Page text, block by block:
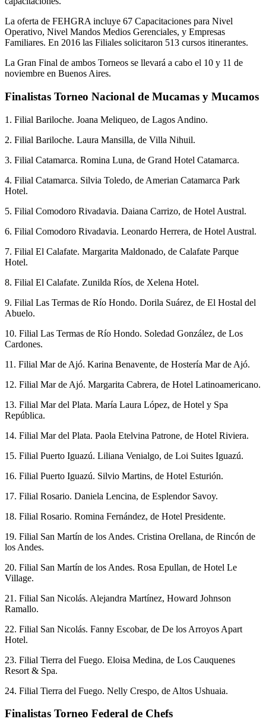
La oferta de FEHGRA incluye 67 Capacitaciones para Nivel
Operativo, Nivel Mandos Medios Gerenciales, y Empresas
Familiares. En 2016 las Filiales solicitaron 513 cursos itinerantes.
La Gran Final de ambos Torneos se llevará a cabo el 10 y 11 de
noviembre en Buenos Aires.
Finalistas Torneo Nacional de Mucamas y Mucamos
1. Filial Bariloche. Joana Meliqueo, de Lagos Andino.
2. Filial Bariloche. Laura Mansilla, de Villa Nihuil.
3. Filial Catamarca. Romina Luna, de Grand Hotel Catamarca.
4. Filial Catamarca. Silvia Toledo, de Amerian Catamarca Park
Hotel.
5. Filial Comodoro Rivadavia. Daiana Carrizo, de Hotel Austral.
6. Filial Comodoro Rivadavia. Leonardo Herrera, de Hotel Austral.
7. Filial El Calafate. Margarita Maldonado, de Calafate Parque
Hotel.
8. Filial El Calafate. Zunilda Ríos, de Xelena Hotel.
9. Filial Las Termas de Río Hondo. Dorila Suárez, de El Hostal del
Abuelo.
10. Filial Las Termas de Río Hondo. Soledad González, de Los
Cardones.
11. Filial Mar de Ajó. Karina Benavente, de Hostería Mar de Ajó.
12. Filial Mar de Ajó. Margarita Cabrera, de Hotel Latinoamericano.
13. Filial Mar del Plata. María Laura López, de Hotel y Spa
República.
14. Filial Mar del Plata. Paola Etelvina Patrone, de Hotel Riviera.
15. Filial Puerto Iguazú. Liliana Venialgo, de Loi Suites Iguazú.
16. Filial Puerto Iguazú. Silvio Martins, de Hotel Esturión.
17. Filial Rosario. Daniela Lencina, de Esplendor Savoy.
18. Filial Rosario. Romina Fernández, de Hotel Presidente.
19. Filial San Martín de los Andes. Cristina Orellana, de Rincón de
los Andes.
20. Filial San Martín de los Andes. Rosa Epullan, de Hotel Le
Village.
21. Filial San Nicolás. Alejandra Martínez, Howard Johnson
Ramallo.
22. Filial San Nicolás. Fanny Escobar, de De los Arroyos Apart
Hotel.
23. Filial Tierra del Fuego. Eloisa Medina, de Los Cauquenes
Resort & Spa.
24. Filial Tierra del Fuego. Nelly Crespo, de Altos Ushuaia.
Finalistas Torneo Federal de Chefs